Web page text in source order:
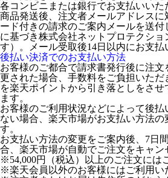
各コンビニまたは銀行でお支払いいた
商品発送後、注文者メールアドレスに
ード付きの請求のご案内メールを送
に基づき株式会社ネットプロテクショ
す）。メール受取後14日以内にお支払
後払い決済でのお支払い方法
お客様のご都合で請求書発行後に注
更された場合、手数料をご負担いた
を楽天ポイントから引き落としをさ
ます。
お客様のご利用状況などによって後
ない場合、楽天市場がお支払い方法の
す。
お支払い方法の変更をご案内後、7日
合、楽天市場が自動でご注文をキャン
※54,000円（税込）以上のご注文には
※楽天会員以外のお客様にはご利用い